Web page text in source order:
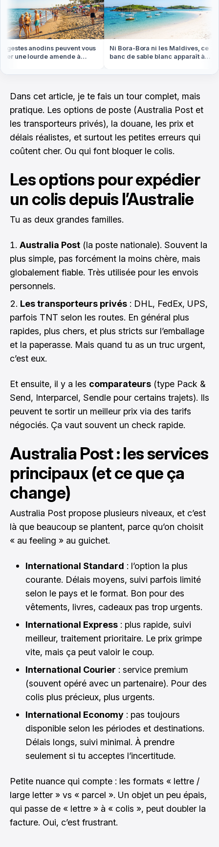
anodins peuvent vous
une lourde amende à
Ni Bora-Bora ni les Maldives, ce
banc de sable blanc apparaît à
Dans cet article, je te fais un tour complet, mais
pratique. Les options de poste (Australia Post et
les transporteurs privés), la douane, les prix et
délais réalistes, et surtout les petites erreurs qui
coûtent cher. Ou qui font bloquer le colis.
Les options pour expédier
un colis depuis l’Australie
Tu as deux grandes familles.
Australia Post (la poste nationale). Souvent la
plus simple, pas forcément la moins chère, mais
globalement fiable. Très utilisée pour les envois
personnels.
Les transporteurs privés : DHL, FedEx, UPS,
parfois TNT selon les routes. En général plus
rapides, plus chers, et plus stricts sur l’emballage
et la paperasse. Mais quand tu as un truc urgent,
c’est eux.
Et ensuite, il y a les comparateurs (type Pack &
Send, Interparcel, Sendle pour certains trajets). Ils
peuvent te sortir un meilleur prix via des tarifs
négociés. Ça vaut souvent un check rapide.
Australia Post : les services
principaux (et ce que ça
change)
Australia Post propose plusieurs niveaux, et c’est
là que beaucoup se plantent, parce qu’on choisit
« au feeling » au guichet.
International Standard : l’option la plus
courante. Délais moyens, suivi parfois limité
selon le pays et le format. Bon pour des
vêtements, livres, cadeaux pas trop urgents.
International Express : plus rapide, suivi
meilleur, traitement prioritaire. Le prix grimpe
vite, mais ça peut valoir le coup.
International Courier : service premium
(souvent opéré avec un partenaire). Pour des
colis plus précieux, plus urgents.
International Economy : pas toujours
disponible selon les périodes et destinations.
Délais longs, suivi minimal. À prendre
seulement si tu acceptes l’incertitude.
Petite nuance qui compte : les formats « lettre /
large letter » vs « parcel ». Un objet un peu épais,
qui passe de « lettre » à « colis », peut doubler la
facture. Oui, c’est frustrant.